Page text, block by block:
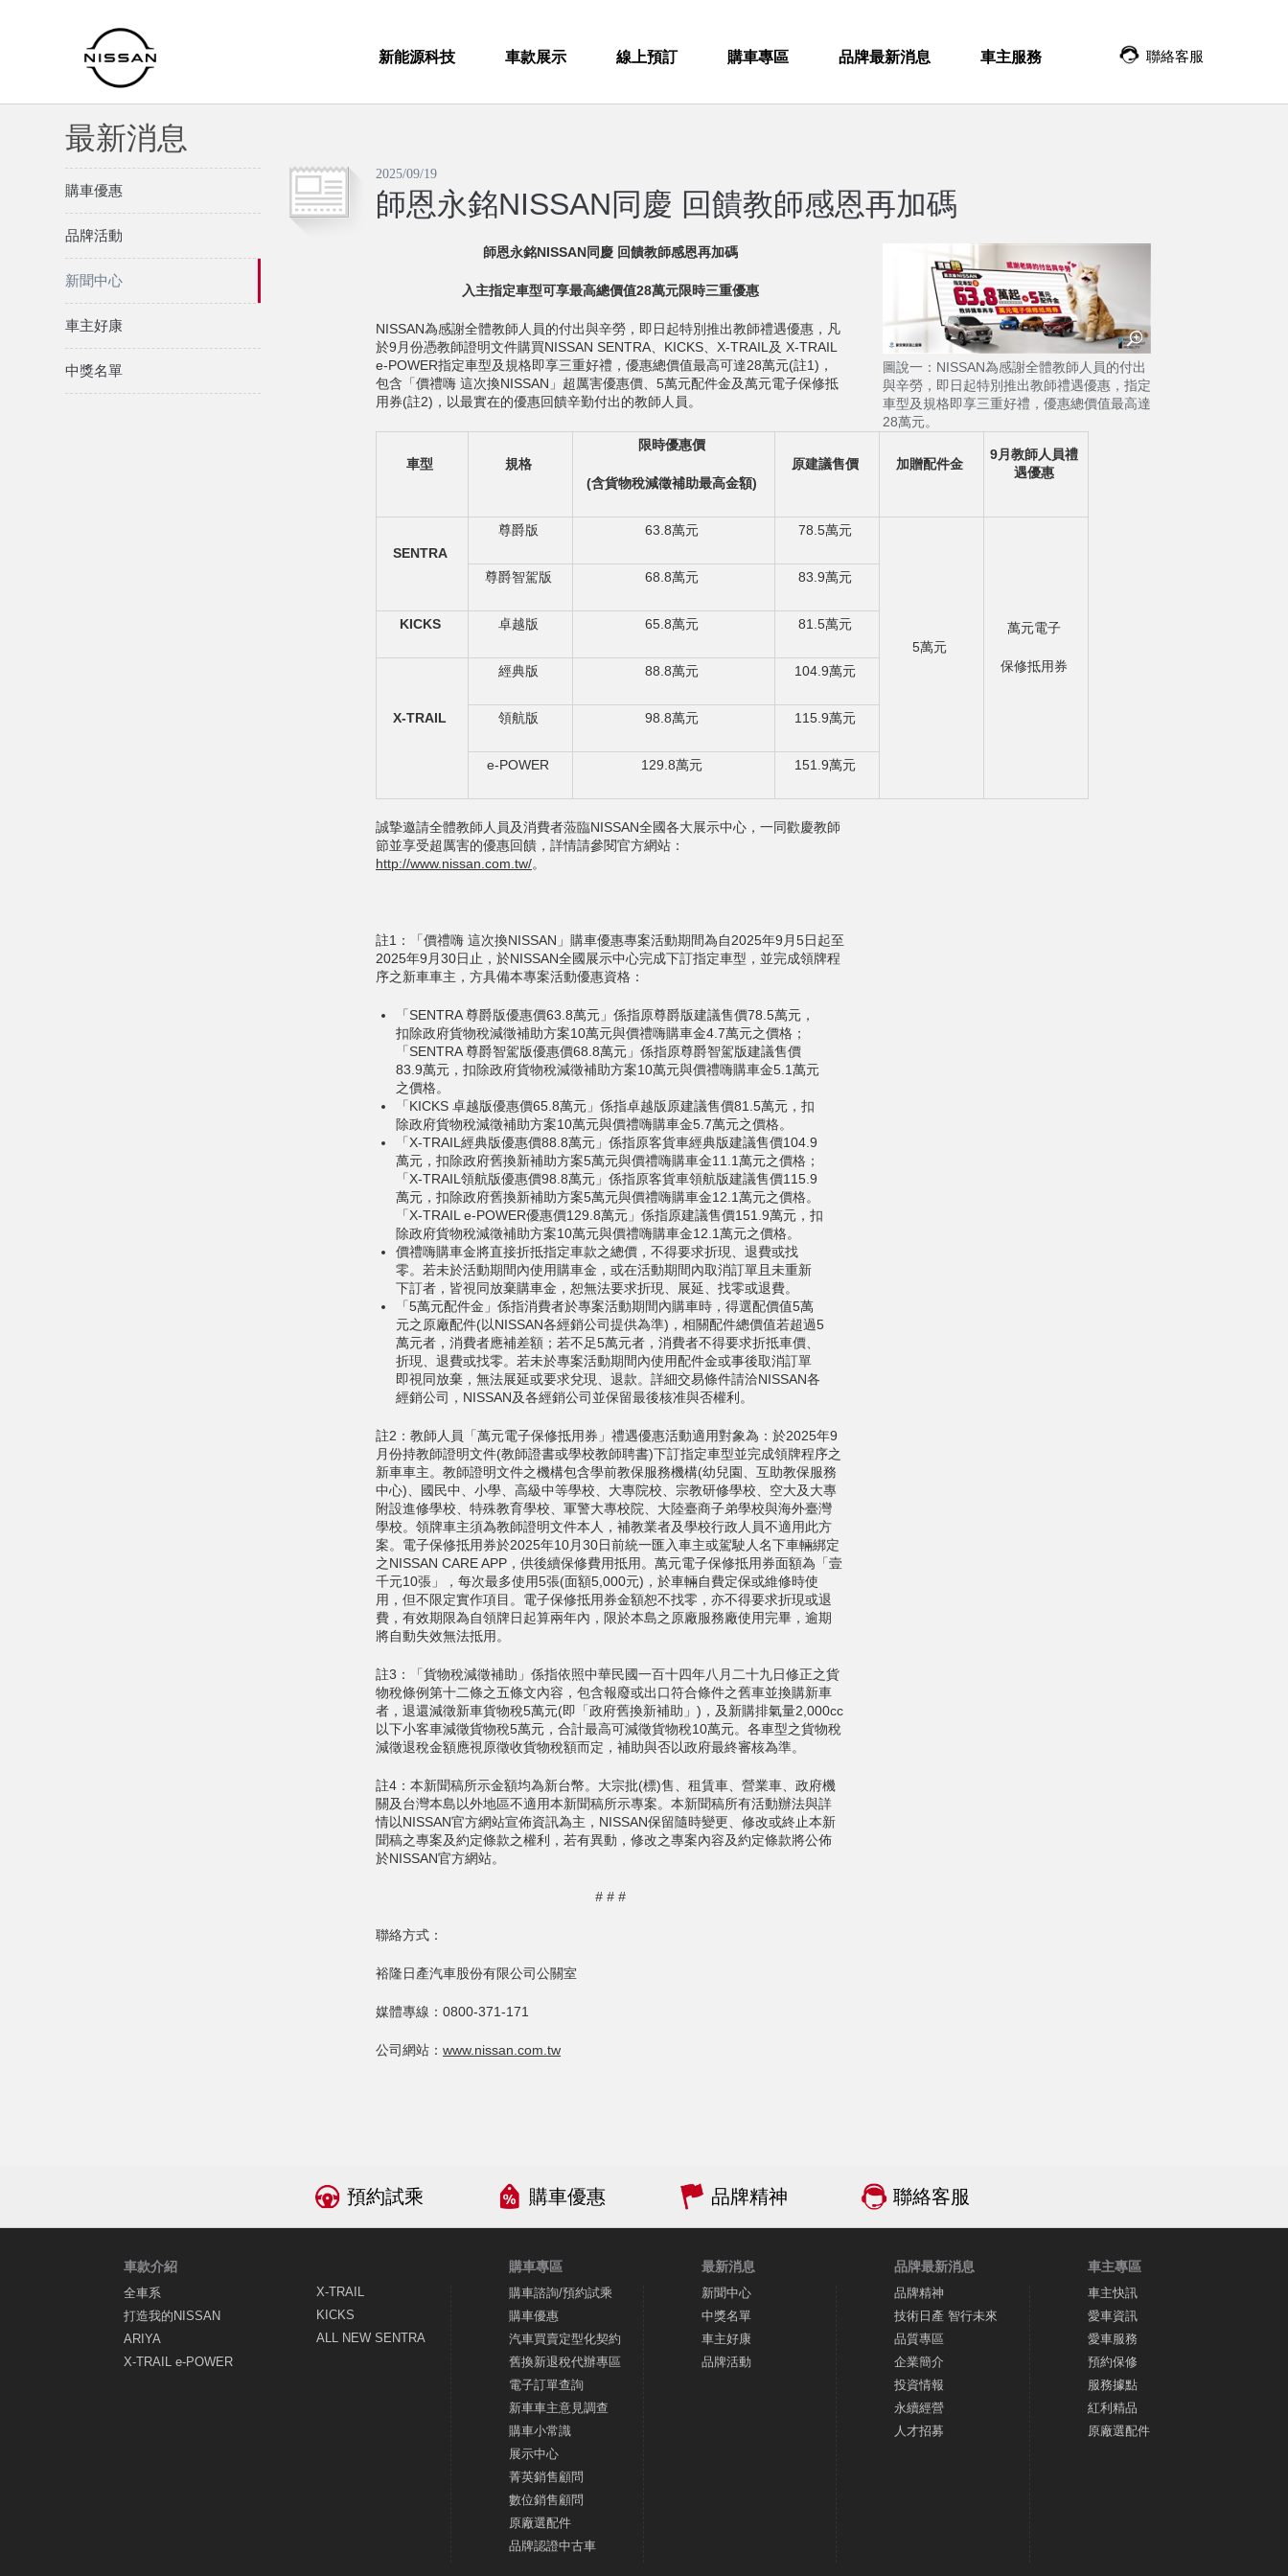
新能源科技 車款展示 線上預訂 購車專區 品牌最新消息 車主服務 聯絡客服
最新消息
購車優惠
品牌活動
新聞中心
車主好康
中獎名單
2025/09/19
師恩永銘NISSAN同慶 回饋教師感恩再加碼
圖說一：NISSAN為感謝全體教師人員的付出
與辛勞，即日起特別推出教師禮遇優惠，指定
車型及規格即享三重好禮，優惠總價值最高達
28萬元。
師恩永銘NISSAN同慶 回饋教師感恩再加碼
入主指定車型可享最高總價值28萬元限時三重優惠
NISSAN為感謝全體教師人員的付出與辛勞，即日起特別推出教師禮遇優惠，凡
於9月份憑教師證明文件購買NISSAN SENTRA、KICKS、X-TRAIL及 X-TRAIL
e-POWER指定車型及規格即享三重好禮，優惠總價值最高可達28萬元(註1)，
包含「價禮嗨 這次換NISSAN」超厲害優惠價、5萬元配件金及萬元電子保修抵
用券(註2)，以最實在的優惠回饋辛勤付出的教師人員。
車型 規格
限時優惠價
(含貨物稅減徵補助最高金額)
原建議售價 加贈配件金
9月教師人員禮
遇優惠
SENTRA
尊爵版 63.8萬元 78.5萬元
5萬元
萬元電子
保修抵用券
尊爵智駕版 68.8萬元 83.9萬元
KICKS 卓越版 65.8萬元 81.5萬元
X-TRAIL
經典版 88.8萬元 104.9萬元
領航版 98.8萬元 115.9萬元
e-POWER 129.8萬元 151.9萬元
誠摯邀請全體教師人員及消費者蒞臨NISSAN全國各大展示中心，一同歡慶教師
節並享受超厲害的優惠回饋，詳情請參閱官方網站：
http://www.nissan.com.tw/。
註1：「價禮嗨 這次換NISSAN」購車優惠專案活動期間為自2025年9月5日起至
2025年9月30日止，於NISSAN全國展示中心完成下訂指定車型，並完成領牌程
序之新車車主，方具備本專案活動優惠資格：
「SENTRA 尊爵版優惠價63.8萬元」係指原尊爵版建議售價78.5萬元，
扣除政府貨物稅減徵補助方案10萬元與價禮嗨購車金4.7萬元之價格；
「SENTRA 尊爵智駕版優惠價68.8萬元」係指原尊爵智駕版建議售價
83.9萬元，扣除政府貨物稅減徵補助方案10萬元與價禮嗨購車金5.1萬元
之價格。
「KICKS 卓越版優惠價65.8萬元」係指卓越版原建議售價81.5萬元，扣
除政府貨物稅減徵補助方案10萬元與價禮嗨購車金5.7萬元之價格。
「X-TRAIL經典版優惠價88.8萬元」係指原客貨車經典版建議售價104.9
萬元，扣除政府舊換新補助方案5萬元與價禮嗨購車金11.1萬元之價格；
「X-TRAIL領航版優惠價98.8萬元」係指原客貨車領航版建議售價115.9
萬元，扣除政府舊換新補助方案5萬元與價禮嗨購車金12.1萬元之價格。
「X-TRAIL e-POWER優惠價129.8萬元」係指原建議售價151.9萬元，扣
除政府貨物稅減徵補助方案10萬元與價禮嗨購車金12.1萬元之價格。
價禮嗨購車金將直接折抵指定車款之總價，不得要求折現、退費或找
零。若未於活動期間內使用購車金，或在活動期間內取消訂單且未重新
下訂者，皆視同放棄購車金，恕無法要求折現、展延、找零或退費。
「5萬元配件金」係指消費者於專案活動期間內購車時，得選配價值5萬
元之原廠配件(以NISSAN各經銷公司提供為準)，相關配件總價值若超過5
萬元者，消費者應補差額；若不足5萬元者，消費者不得要求折抵車價、
折現、退費或找零。若未於專案活動期間內使用配件金或事後取消訂單
即視同放棄，無法展延或要求兌現、退款。詳細交易條件請洽NISSAN各
經銷公司，NISSAN及各經銷公司並保留最後核准與否權利。
註2：教師人員「萬元電子保修抵用券」禮遇優惠活動適用對象為：於2025年9
月份持教師證明文件(教師證書或學校教師聘書)下訂指定車型並完成領牌程序之
新車車主。教師證明文件之機構包含學前教保服務機構(幼兒園、互助教保服務
中心)、國民中、小學、高級中等學校、大專院校、宗教研修學校、空大及大專
附設進修學校、特殊教育學校、軍警大專校院、大陸臺商子弟學校與海外臺灣
學校。領牌車主須為教師證明文件本人，補教業者及學校行政人員不適用此方
案。電子保修抵用券於2025年10月30日前統一匯入車主或駕駛人名下車輛綁定
之NISSAN CARE APP，供後續保修費用抵用。萬元電子保修抵用券面額為「壹
千元10張」，每次最多使用5張(面額5,000元)，於車輛自費定保或維修時使
用，但不限定實作項目。電子保修抵用券金額恕不找零，亦不得要求折現或退
費，有效期限為自領牌日起算兩年內，限於本島之原廠服務廠使用完畢，逾期
將自動失效無法抵用。
註3：「貨物稅減徵補助」係指依照中華民國一百十四年八月二十九日修正之貨
物稅條例第十二條之五條文內容，包含報廢或出口符合條件之舊車並換購新車
者，退還減徵新車貨物稅5萬元(即「政府舊換新補助」)，及新購排氣量2,000cc
以下小客車減徵貨物稅5萬元，合計最高可減徵貨物稅10萬元。各車型之貨物稅
減徵退稅金額應視原徵收貨物稅額而定，補助與否以政府最終審核為準。
註4：本新聞稿所示金額均為新台幣。大宗批(標)售、租賃車、營業車、政府機
關及台灣本島以外地區不適用本新聞稿所示專案。本新聞稿所有活動辦法與詳
情以NISSAN官方網站宣佈資訊為主，NISSAN保留隨時變更、修改或終止本新
聞稿之專案及約定條款之權利，若有異動，修改之專案內容及約定條款將公佈
於NISSAN官方網站。
# # #
聯絡方式：
裕隆日產汽車股份有限公司公關室
媒體專線：0800-371-171
公司網站： www.nissan.com.tw
預約試乘 購車優惠 品牌精神 聯絡客服
車款介紹
全車系
打造我的NISSAN
ARIYA
X-TRAIL e-POWER
X-TRAIL
KICKS
ALL NEW SENTRA
購車專區
購車諮詢/預約試乘
購車優惠
汽車買賣定型化契約
舊換新退稅代辦專區
電子訂單查詢
新車車主意見調查
購車小常識
展示中心
菁英銷售顧問
數位銷售顧問
原廠選配件
品牌認證中古車
最新消息
新聞中心
中獎名單
車主好康
品牌活動
品牌最新消息
品牌精神
技術日產 智行未來
品質專區
企業簡介
投資情報
永續經營
人才招募
車主專區
車主快訊
愛車資訊
愛車服務
預約保修
服務據點
紅利精品
原廠選配件